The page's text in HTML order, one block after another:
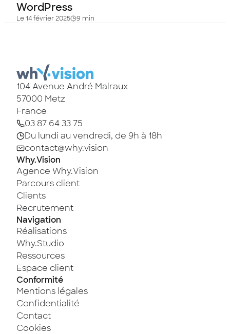
WordPress
Le 14 février 2025 9 min
104 Avenue André Malraux
57000 Metz
France
03 87 64 33 75
Du lundi au vendredi, de 9h à 18h
contact@why.vision
Why.Vision
Agence Why.Vision
Parcours client
Clients
Recrutement
Navigation
Réalisations
Why.Studio
Ressources
Espace client
Conformité
Mentions légales
Confidentialité
Contact
Cookies